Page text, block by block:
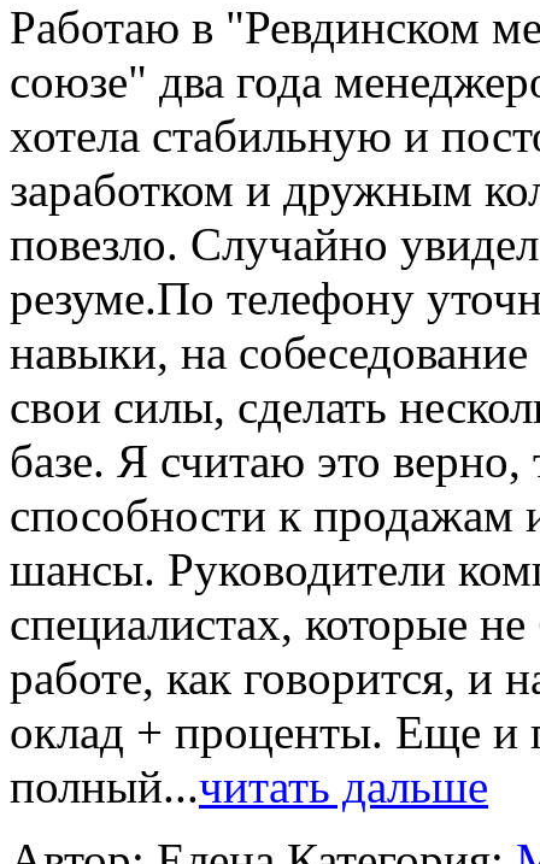
Работаю в "Ревдинском
союзе" два года
хотела стабильную и
заработком и дружным
повезло. Случайно
резуме.По телефону
навыки, на
свои силы, сделать
базе. Я считаю это верно,
способности к продажам
шансы. Руководители
специалистах, которые
работе, как говорится, и
оклад + проценты. Еще и
полный...читать дальше